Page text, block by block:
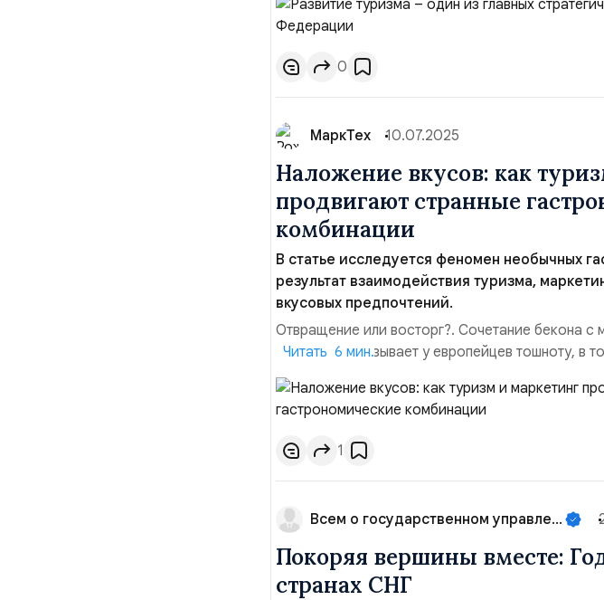
путешествия, открывая для себя новые места.
возможность познакомиться с традициями
0
МаркТех 10.07.2025
Наложение вкусов: как
продвигают странные
комбинации
В статье исследуется феномен необычных
результат взаимодействия туризма,
вкусовых предпочтений.
Отвращение или восторг?. Сочетание бекона с
температур вызывает у европейцев тошноту, в
экспериментировать, а это сочетание даже
десертов вроде кексов с беконом. В Китае
сыра стал настоящим трендом. В Скандинавии
Читать 6 мин.
1
Всем о государственном управле...
Покоряя вершины вместе:
странах СНГ